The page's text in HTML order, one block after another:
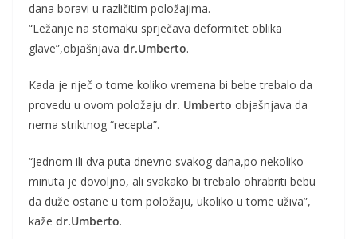
dana boravi u različitim položajima.
“Ležanje na stomaku sprječava deformitet oblika
glave”,objašnjava dr.Umberto.
Kada je riječ o tome koliko vremena bi bebe trebalo da
provedu u ovom položaju dr. Umberto objašnjava da
nema striktnog “recepta”.
“Jednom ili dva puta dnevno svakog dana,po nekoliko
minuta je dovoljno, ali svakako bi trebalo ohrabriti bebu
da duže ostane u tom položaju, ukoliko u tome uživa”,
kaže dr.Umberto.